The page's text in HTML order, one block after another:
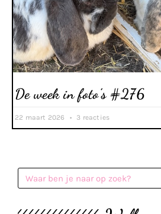
De week in foto’s #276
22 maart 2026 3 reacties